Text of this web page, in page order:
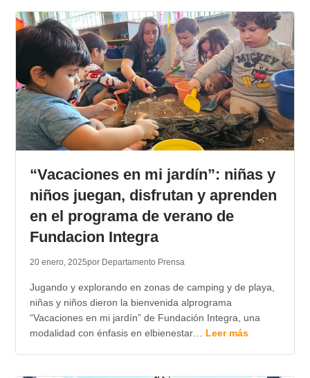
“Vacaciones en mi jardín”: niñas y
niños juegan, disfrutan y aprenden
en el programa de verano de
Fundacion Integra
20 enero, 2025por Departamento Prensa
Jugando y explorando en zonas de camping y de playa,
niñas y niños dieron la bienvenida alprograma
“Vacaciones en mi jardín” de Fundación Integra, una
modalidad con énfasis en elbienestar… Leer más